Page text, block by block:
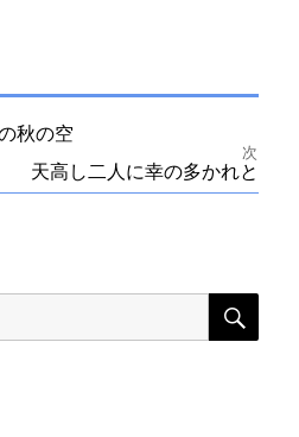
秋の空
次
天高し二人に幸の多かれと
検